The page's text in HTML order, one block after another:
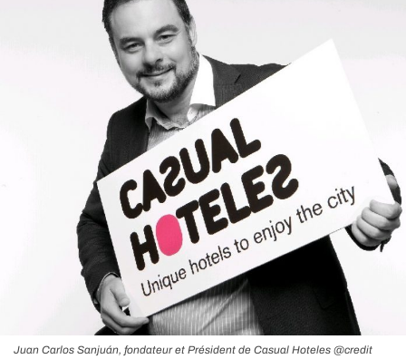
Juan Carlos Sanjuán, fondateur et Président de Casual Hoteles @credit